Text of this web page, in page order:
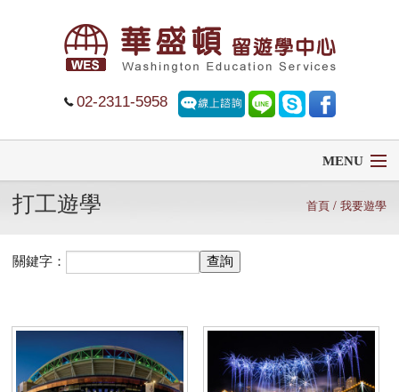
02-2311-5958
MENU
首頁
大學排名
打工遊學 首頁/ 我要遊學
關鍵字：